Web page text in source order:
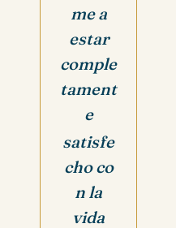
me a
estar
comple
tament
e
satisfe
choco
n la
vida